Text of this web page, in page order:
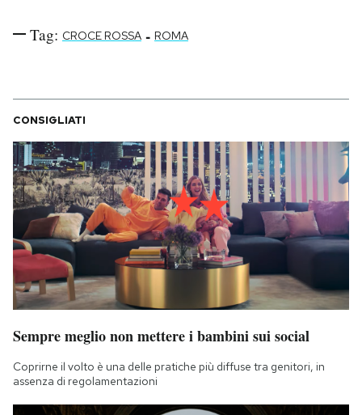
Tag: CROCE ROSSA - ROMA
CONSIGLIATI
Sempre meglio non mettere i bambini sui social
Coprirne il volto è una delle pratiche più diffuse tra genitori, in
assenza di regolamentazioni